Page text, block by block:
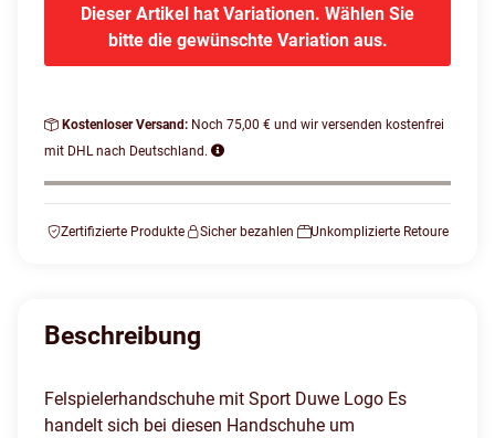
Dieser Artikel hat Variationen. Wählen Sie
bitte die gewünschte Variation aus.
Kostenloser Versand: Noch 75,00 € und wir versenden kostenfrei
mit DHL nach Deutschland.
Zertifizierte Produkte Sicher bezahlen Unkomplizierte Retoure
Beschreibung
Felspielerhandschuhe mit Sport Duwe Logo Es
handelt sich bei diesen Handschuhe um